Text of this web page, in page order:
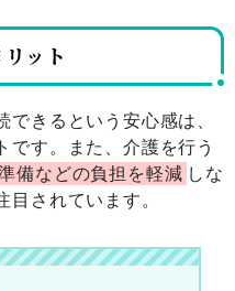
ット
きるという安心感は、
です。また、介護を行う
備などの負担を軽減 しな
目されています。